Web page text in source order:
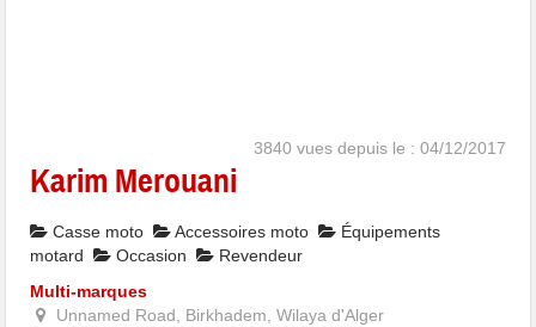
3840 vues depuis le : 04/12/2017
Karim Merouani
Casse moto Accessoires moto
Équipements
motard
Occasion
Revendeur
Multi-marques
Unnamed Road, Birkhadem, Wilaya d'Alger